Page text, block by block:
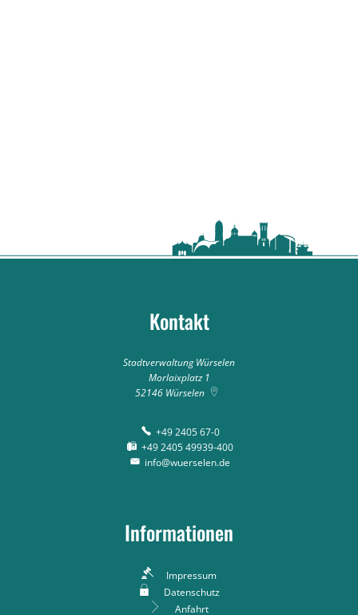
Kontakt
Stadtverwaltung Würselen
Morlaixplatz 1
52146 Würselen
+49 2405 67-0
+49 2405 49939-400
info@wuerselen.de
Informationen
Impressum
Datenschutz
Anfahrt